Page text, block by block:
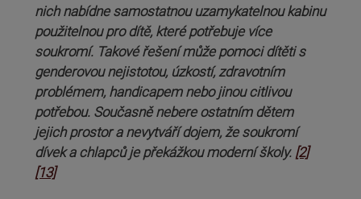
nich nabídne samostatnou uzamykatelnou kabinu
použitelnou pro dítě, které potřebuje více
soukromí. Takové řešení může pomoci dítěti s
genderovou nejistotou, úzkostí, zdravotním
problémem, handicapem nebo jinou citlivou
potřebou. Současně nebere ostatním dětem
jejich prostor a nevytváří dojem, že soukromí
dívek a chlapců je překážkou moderní školy. [2]
[13]